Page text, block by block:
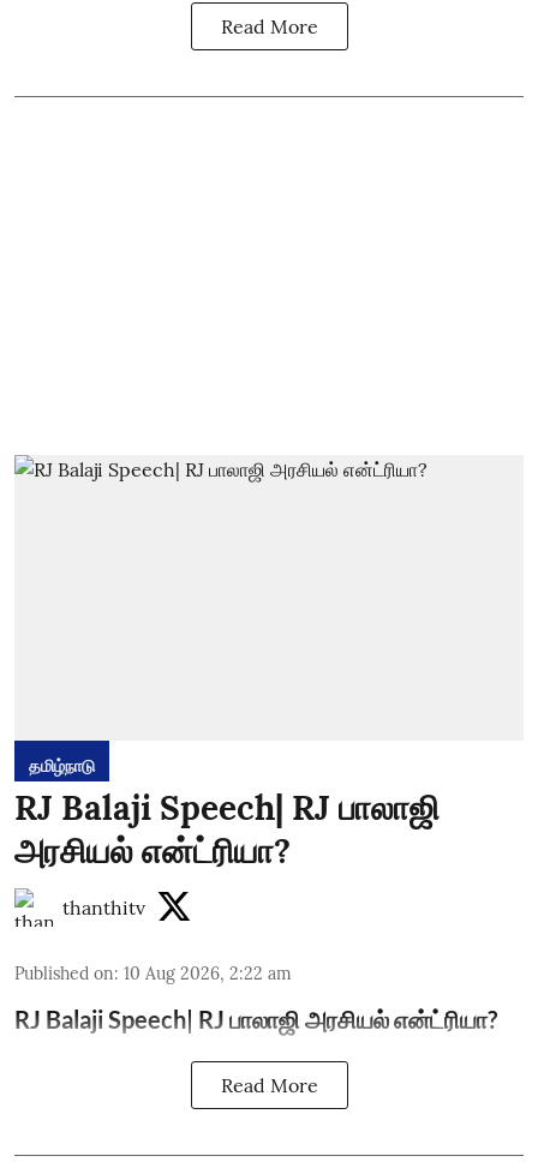
Read More
தமிழ்நாடு
RJ Balaji Speech| RJ பாலாஜி
அரசியல் என்ட்ரியா?
thanthitv
Published on: 10 Aug 2026, 2:22 am
RJ Balaji Speech| RJ பாலாஜி அரசியல் என்ட்ரியா?
Read More